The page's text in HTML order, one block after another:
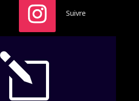
Suivre
l